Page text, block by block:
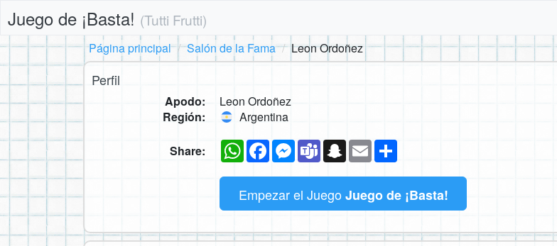
Juego de ¡Basta! (Tutti Frutti)
Página principal
Salón de la Fama Leon Ordoñez
Perfil
Apodo:
Leon Ordoñez
Región:
Argentina
Share: WhatsAppFacebookMessenger
TeamsSnapchat
Email
Empezar el Juego Juego de ¡Basta!